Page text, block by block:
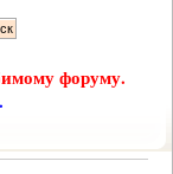
форуму.